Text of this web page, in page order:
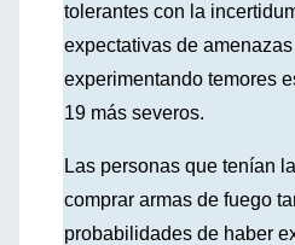
tolerantes con la
expectativas de
experimentando temores
19 más severos.
Las personas que tenían
comprar armas de fuego
probabilidades de haber